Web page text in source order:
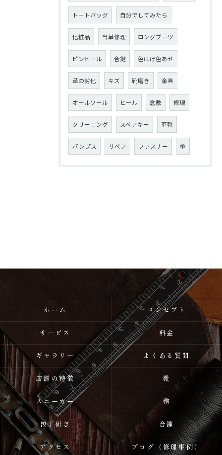
トートバッグ 自分でしてみたら
化粧品 当革修理 ロングブーツ
ピンヒール 合鍵 色はげ色あせ
革の劣化 キズ 靴磨き 金具
オールソール ヒール 倉敷 修理
クリーニング スペアキー 革靴
パンプス リペア ファスナー 傘
ホーム コンセプト
サービス 料金
ギャラリー よくある質問
店舗の特徴 靴
スニーカー 鞄
包丁研ぎ 合鍵
アクセス ブログ（修理事例）